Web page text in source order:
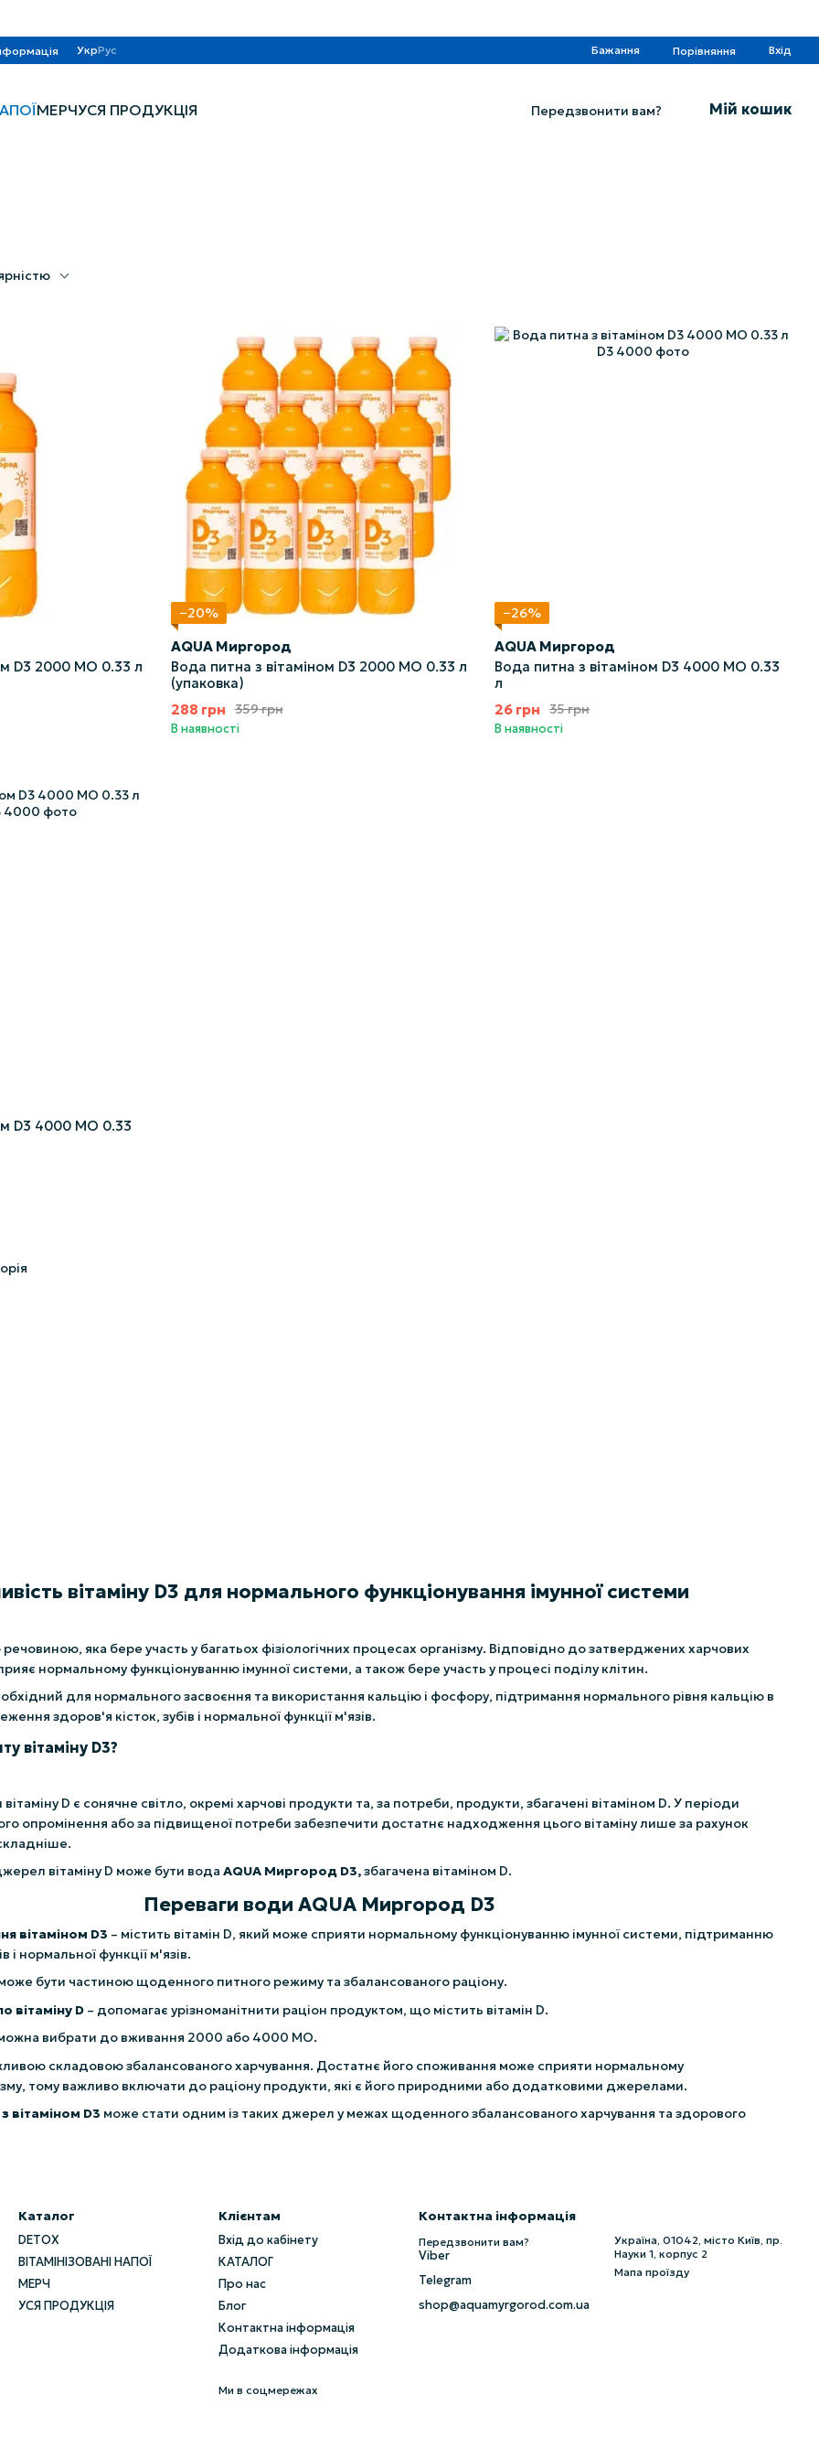
УкрРус Бажання Порівняння Вхід
МЕРЧУСЯ ПРОДУКЦІЯ Передзвонити вам? Мій кошик
вітаміну D3 для нормального функціонування імунної системи
яка бере участь у багатьох фізіологічних процесах організму. Відповідно до затверджених харчових
нормальному функціонуванню імунної системи, а також бере участь у процесі поділу клітин.
для нормального засвоєння та використання кальцію і фосфору, підтримання нормального рівня кальцію в
здоров'я кісток, зубів і нормальної функції м'язів.
вітаміну D3?
D є сонячне світло, окремі харчові продукти та, за потреби, продукти, збагачені вітаміном D. У періоди
опромінення або за підвищеної потреби забезпечити достатнє надходження цього вітаміну лише за рахунок
вітаміну D може бути вода AQUA Миргород D3,збагачена вітаміном D.
Переваги води AQUA Миргород D3
вітаміном D3 – містить вітамін D, який може сприяти нормальному функціонуванню імунної системи, підтриманню
і нормальної функції м'язів.
бути частиною щоденного питного режиму та збалансованого раціону.
вітаміну D – допомагає урізноманітнити раціон продуктом, що містить вітамін D.
вибрати до вживання 2000 або 4000 МО.
складовою збалансованого харчування. Достатнє його споживання може сприяти нормальному
тому важливо включати до раціону продукти, які є його природними або додатковими джерелами.
вітаміном D3 може стати одним із таких джерел у межах щоденного збалансованого харчування та здорового
D3 2000 МО 0.33 л
−20%
AQUA Миргород
Вода питна з вітаміном D3 2000 МО 0.33 л
(упаковка)
359 грн
288 грн
В наявності
−26%
AQUA Миргород
Вода питна з вітаміном D3 4000 МО 0.33
л
35 грн
26 грн
В наявності
D3 4000 МО 0.33
Каталог
DETOX
ВІТАМІНІЗОВАНІ НАПОЇ
МЕРЧ
УСЯ ПРОДУКЦІЯ
Клієнтам
Вхід до кабінету
КАТАЛОГ
Про нас
Блог
Контактна інформація
Додаткова інформація
Ми в соцмережах
Контактна інформація
Передзвонити вам?
Viber
Telegram
shop@aquamyrgorod.com.ua
Україна, 01042, місто Київ, пр.
Науки 1, корпус 2
Мапа проїзду